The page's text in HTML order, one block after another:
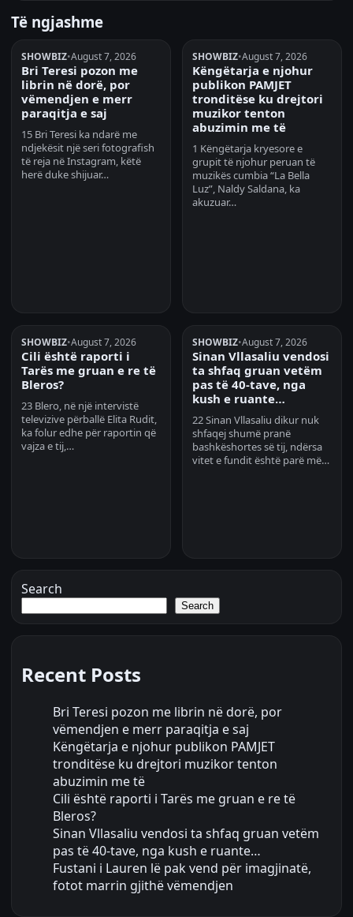
Të ngjashme
SHOWBIZ•August 7, 2026
Bri Teresi pozon me
librin në dorë, por
vëmendjen e merr
paraqitja e saj
15 Bri Teresi ka ndarë me
ndjekësit një seri fotografish
të reja në Instagram, këtë
herë duke shijuar…
SHOWBIZ•August 7, 2026
Këngëtarja e njohur
publikon PAMJET
tronditëse ku drejtori
muzikor tenton
abuzimin me të
1 Këngëtarja kryesore e
grupit të njohur peruan të
muzikës cumbia “La Bella
Luz”, Naldy Saldana, ka
akuzuar…
SHOWBIZ•August 7, 2026
Cili është raporti i
Tarës me gruan e re të
Bleros?
23 Blero, në një intervistë
televizive përballë Elita Rudit,
ka folur edhe për raportin që
vajza e tij,…
SHOWBIZ•August 7, 2026
Sinan Vllasaliu vendosi
ta shfaq gruan vetëm
pas të 40-tave, nga
kush e ruante…
22 Sinan Vllasaliu dikur nuk
shfaqej shumë pranë
bashkëshortes së tij, ndërsa
vitet e fundit është parë më…
Search
Search
Recent Posts
Bri Teresi pozon me librin në dorë, por
vëmendjen e merr paraqitja e saj
Këngëtarja e njohur publikon PAMJET
tronditëse ku drejtori muzikor tenton
abuzimin me të
Cili është raporti i Tarës me gruan e re të
Bleros?
Sinan Vllasaliu vendosi ta shfaq gruan vetëm
pas të 40-tave, nga kush e ruante…
Fustani i Lauren lë pak vend për imagjinatë,
fotot marrin gjithë vëmendjen